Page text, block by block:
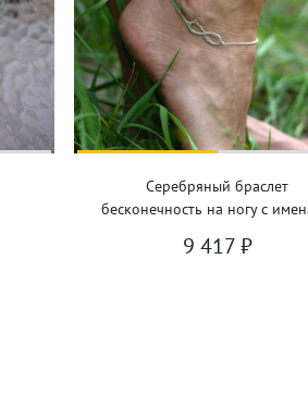
Серебряный браслет
бесконечность на ногу с
9 417 ₽